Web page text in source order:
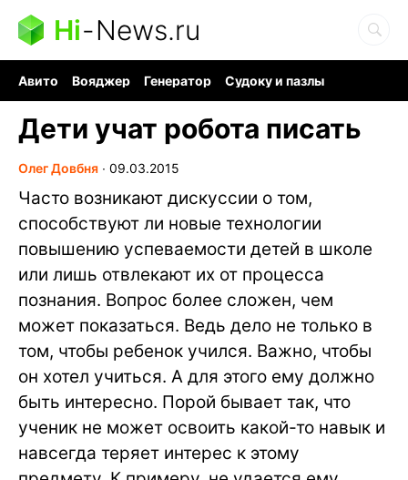
Hi-News.ru
Авито Вояджер Генератор
Судоку и пазлы
Дети учат робота писать
Олег Довбня ∙ 09.03.2015
Часто возникают дискуссии о том,
способствуют ли новые технологии
повышению успеваемости детей в школе
или лишь отвлекают их от процесса
познания. Вопрос более сложен, чем
может показаться. Ведь дело не только в
том, чтобы ребенок учился. Важно, чтобы
он хотел учиться. А для этого ему должно
быть интересно. Порой бывает так, что
ученик не может освоить какой-то навык и
навсегда теряет интерес к этому